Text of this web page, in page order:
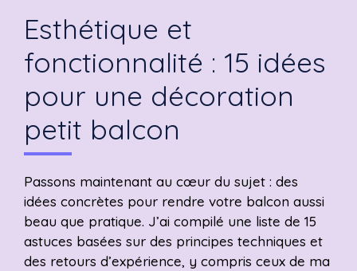
Esthétique et
fonctionnalité : 15 idées
pour une décoration
petit balcon
Passons maintenant au cœur du sujet : des
idées concrètes pour rendre votre balcon aussi
beau que pratique. J’ai compilé une liste de 15
astuces basées sur des principes techniques et
des retours d’expérience, y compris ceux de ma